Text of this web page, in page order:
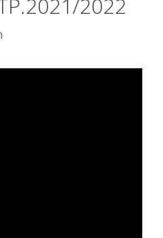
2022